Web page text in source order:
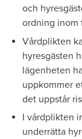
och
ordning inom
Vårdplikten
hyresgästen
lägenheten
uppkommer
det uppstår
I vårdplikten
underrätta